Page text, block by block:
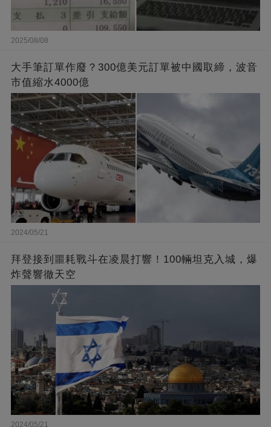
2025/08/08
大手筆訂單作廢？300億美元訂單被中國取締，波音
市值縮水4000億
2024/05/21
拜登接到噩耗戰斗在凌晨打響！100輛坦克入城，爆
炸聲響徹天空
2024/05/21